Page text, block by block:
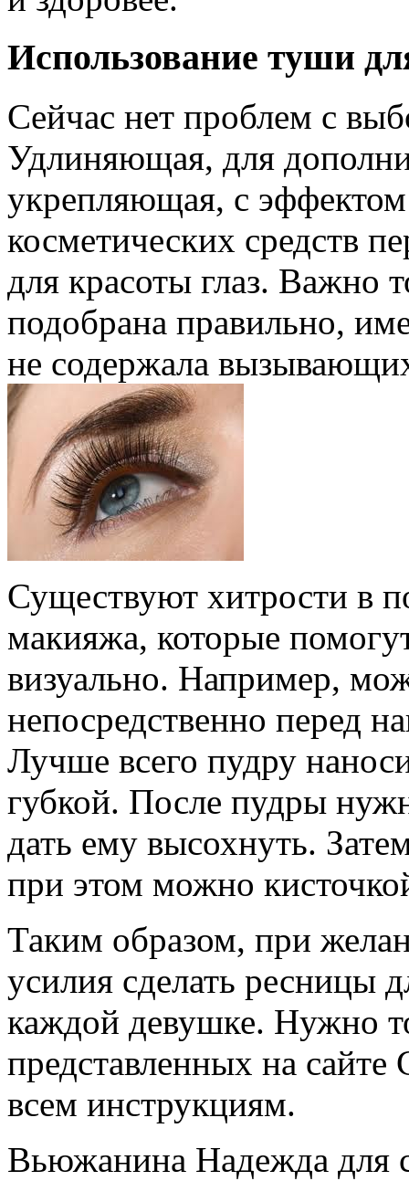
Использование туши
Сейчас нет проблем с
Удлиняющая, для
укрепляющая, с
косметических средств
для красоты глаз. Важно
подобрана правильно,
не содержала
Существуют хитрости в
макияжа, которые
визуально. Например,
непосредственно перед
Лучше всего пудру
губкой. После пудры
дать ему высохнуть.
при этом можно
Таким образом, при
усилия сделать ресницы
каждой девушке. Нужно
представленных на сайте
всем инструкциям.
Вьюжанина Надежда для